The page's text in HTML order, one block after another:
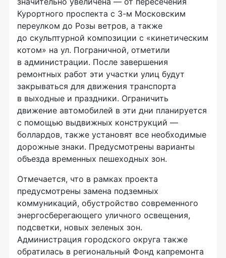
Курортного проспекта с 3-м Московским
переулком до Розы ветров, а также
до скульптурной композиции с «кинетическим
котом» на ул. Пограничной, отметили
в администрации. После завершения
ремонтных работ эти участки улиц будут
закрываться для движения транспорта
в выходные и праздники. Ограничить
движение автомобилей в эти дни планируется
с помощью выдвижных конструкций —
боллардов, также установят все необходимые
дорожные знаки. Предусмотрены варианты
объезда временных пешеходных зон.
Отмечается, что в рамках проекта
предусмотрены замена подземных
коммуникаций, обустройство современного
энергосберегающего уличного освещения,
подсветки, новых зеленых зон.
Администрация городского округа также
обратилась в региональный Фонд капремонта